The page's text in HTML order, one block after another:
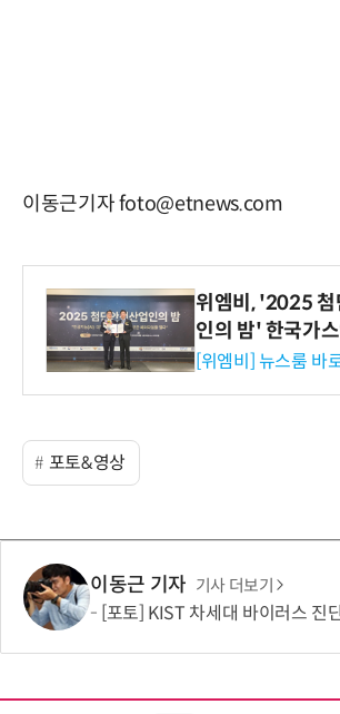
이동근기자 foto@etnews.com
위엠비, '2025 첨
인의 밤' 한국가
사장상 수상
[위엠비] 뉴스룸 바
포토&영상
이동근 기자 기사 더보기
[포토] KIST 차세대 바이러스 진단 플랫폼 '퓨